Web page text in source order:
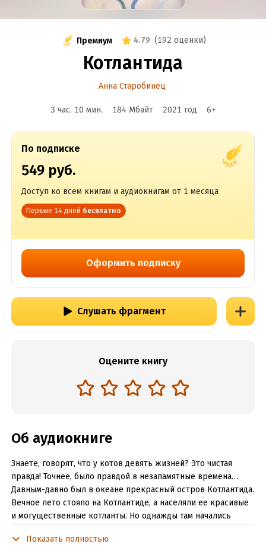
Премиум 4.79 (192 оценки)
Котлантида
Анна Старобинец
3 час. 10 мин. 184 Мбайт 2021 год 6+
По подписке
549 руб.
Доступ ко всем книгам и аудиокнигам от 1 месяца
Первые 14 дней бесплатно
Оформить подписку
Слушать фрагмент
Оцените книгу
Об аудиокниге
Знаете, говорят, что у котов девять жизней? Это чистая
правда! Точнее, было правдой в незапамятные времена…
Давным-давно был в океане прекрасный остров Котлантида.
Вечное лето стояло на Котлантиде, а населяли ее красивые
и могущественные котланты. Но однажды там начались
строфа – остров ушел под воду! Немногие выжившие
Показать полностью